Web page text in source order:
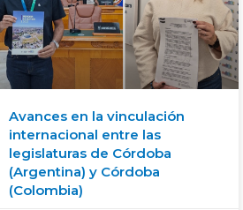
Avances en la vinculación
internacional entre las
legislaturas de Córdoba
(Argentina) y Córdoba
(Colombia)